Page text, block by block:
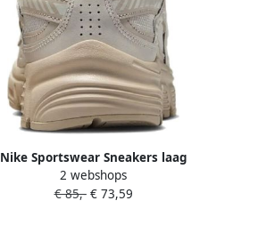
Nike Sportswear Sneakers laag
'Initiator' taupe zilvergrijs
2 webshops
€ 85,-€ 73,59